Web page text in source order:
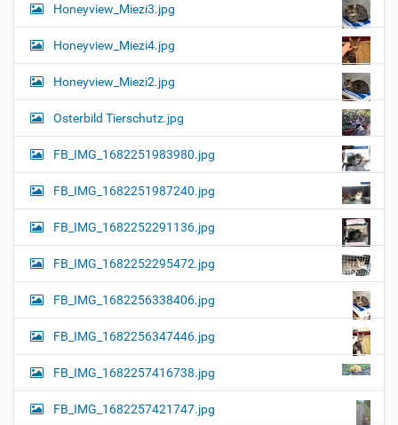
Honeyview_Miezi3.jpg
Honeyview_Miezi4.jpg
Honeyview_Miezi2.jpg
Osterbild Tierschutz.jpg
FB_IMG_1682251983980.jpg
FB_IMG_1682251987240.jpg
FB_IMG_1682252291136.jpg
FB_IMG_1682252295472.jpg
FB_IMG_1682256338406.jpg
FB_IMG_1682256347446.jpg
FB_IMG_1682257416738.jpg
FB_IMG_1682257421747.jpg